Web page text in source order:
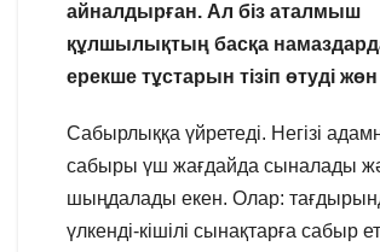
айналдырған. Ал біз аталмыш
құлшылықтың басқа
ерекше тұстарын тізіп өтуді
Сабырлыққа үйретеді. Негізі
сабыры үш жағдайда сыналады
шыңдалады екен. Олар:
үлкенді-кішілі сынақтарға сабыр